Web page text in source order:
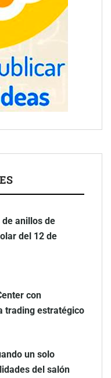
anillos de
del 12 de
con
trading estratégico
un solo
del salón